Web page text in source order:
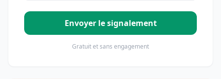
Envoyer le signalement
Gratuit et sans engagement